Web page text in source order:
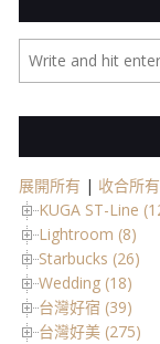
展開所有 | 收合所有
KUGA ST-Line
Lightroom (8)
Starbucks (26)
Wedding (18)
台灣好宿 (39)
台灣好美 (275)